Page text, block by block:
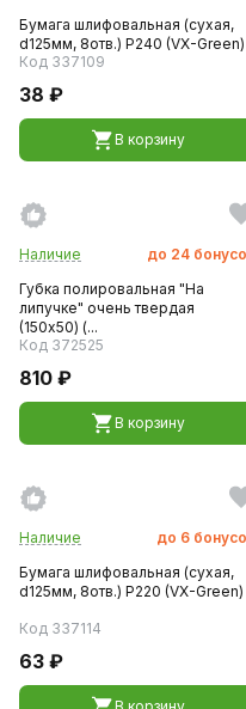
Бумага шлифовальная (сухая,
d125мм, 8отв.) P240 (VX-Green)
Код 337109
38 ₽
В корзину
Наличие до 24
Губка полировальная "На
липучке" очень твердая
(150x50) (...
Код 372525
810 ₽
В корзину
Наличие до 6
Бумага шлифовальная (сухая,
d125мм, 8отв.) P220 (VX-Green)
Код 337114
63 ₽